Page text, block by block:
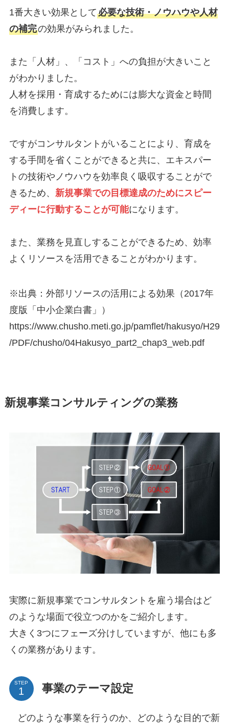
1番大きい効果として必要な技術・ノウハウや人材
の補完の効果がみられました。
また「人材」、「コスト」への負担が大きいこと
がわかりました。
人材を採用・育成するためには膨大な資金と時間
を消費します。
ですがコンサルタントがいることにより、育成を
する手間を省くことができると共に、エキスパー
トの技術やノウハウを効率良く吸収することがで
きるため、 新規事業での目標達成のためにスピー
ディーに行動することが可能になります。
また、業務を見直しすることができるため、効率
よくリソースを活用できることがわかります。
※出典：外部リソースの活用による効果（2017年
度版「中小企業白書」）
https://www.chusho.meti.go.jp/pamflet/hakusyo/H29
/PDF/chusho/04Hakusyo_part2_chap3_web.pdf
新規事業コンサルティングの業務
実際に新規事業でコンサルタントを雇う場合はど
のような場面で役立つのかをご紹介します。
大きく3つにフェーズ分けしていますが、他にも多
くの業務があります。
STEP 事業のテーマ設定
どのような事業を行うのか、どのような目的で新